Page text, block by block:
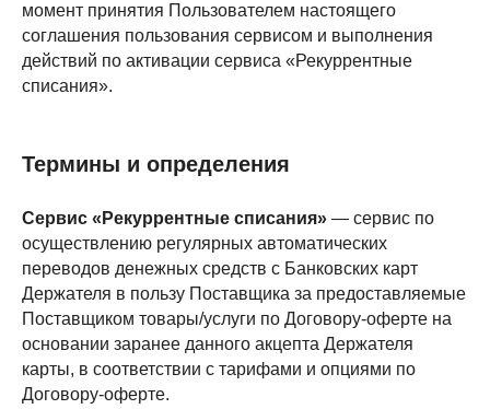
момент принятия Пользователем настоящего
соглашения пользования сервисом и выполнения
действий по активации сервиса «Рекуррентные
списания».
Термины и определения
Сервис «Рекуррентные списания» — сервис по
осуществлению регулярных автоматических
переводов денежных средств с Банковских карт
Держателя в пользу Поставщика за предоставляемые
Поставщиком товары/услуги по Договору-оферте на
основании заранее данного акцепта Держателя
карты, в соответствии с тарифами и опциями по
Договору-оферте.